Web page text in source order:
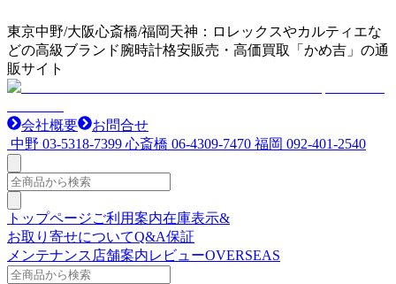
東京中野/大阪心斎橋/福岡天神：ロレックスやカルティエな
どの高級ブランド腕時計格安販売・高価買取「かめ吉」の通
販サイト
会社概要
お問合せ
中野 03-5318-7399 心斎橋 06-4309-7470 福岡 092-401-2540
トップページご利用案内在庫表示&
お取り寄せについてQ&A保証
メンテナンス 店舗案内レビューOVERSEAS